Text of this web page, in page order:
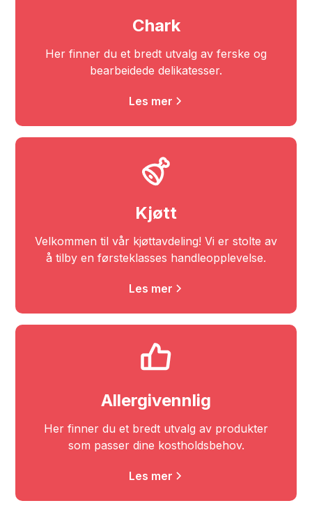
Chark
Her finner du et bredt utvalg av ferske og
bearbeidede delikatesser.
Les mer
Kjøtt
Velkommen til vår kjøttavdeling! Vi er stolte av
å tilby en førsteklasses handleopplevelse.
Les mer
Allergivennlig
Her finner du et bredt utvalg av produkter
som passer dine kostholdsbehov.
Les mer